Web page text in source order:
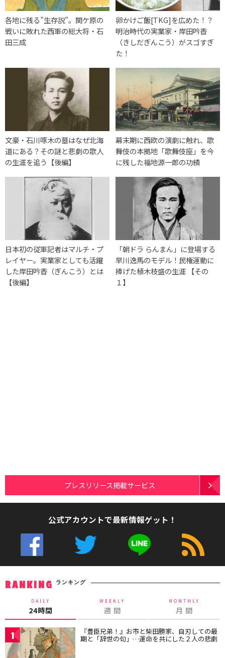
各地に残る”生存説”。関ケ原の
戦いに敗れた西軍の総大将・石
田三成
卵かけご飯[TKG]を広めた！？
明治時代の実業家・岸田吟香
（きしだぎんこう）がスゴすぎ
た！
文豪・石川啄木の墓はなぜ北海
道にある？その謎と悲劇の歌人
の生涯を追う【後編】
幕末期に西欧の演劇に触れ、歌
舞伎の本拠地「歌舞伎座」を今
に残した福地源一郎の功績
日本初の従軍記者はマルチ・プ
レイヤー。実業家としても活躍
した岸田吟香（ぎんこう）とは
【後編】
「朝ドラ らんまん」に登場する
早川逸馬のモデル！民権運動に
捧げた植木枝盛の生涯 【その
１】
プレスリリース掲載サービス
公式アカウントで最新情報ゲット！
RANKING ランキング
DAILY
24時間
WEEKLY
週 間
MONTHLY
月 間
1 『豊臣兄弟！』お市と柴田勝家、自刃しての最
期と「辞世の句」…運命を共にした２人の悲劇